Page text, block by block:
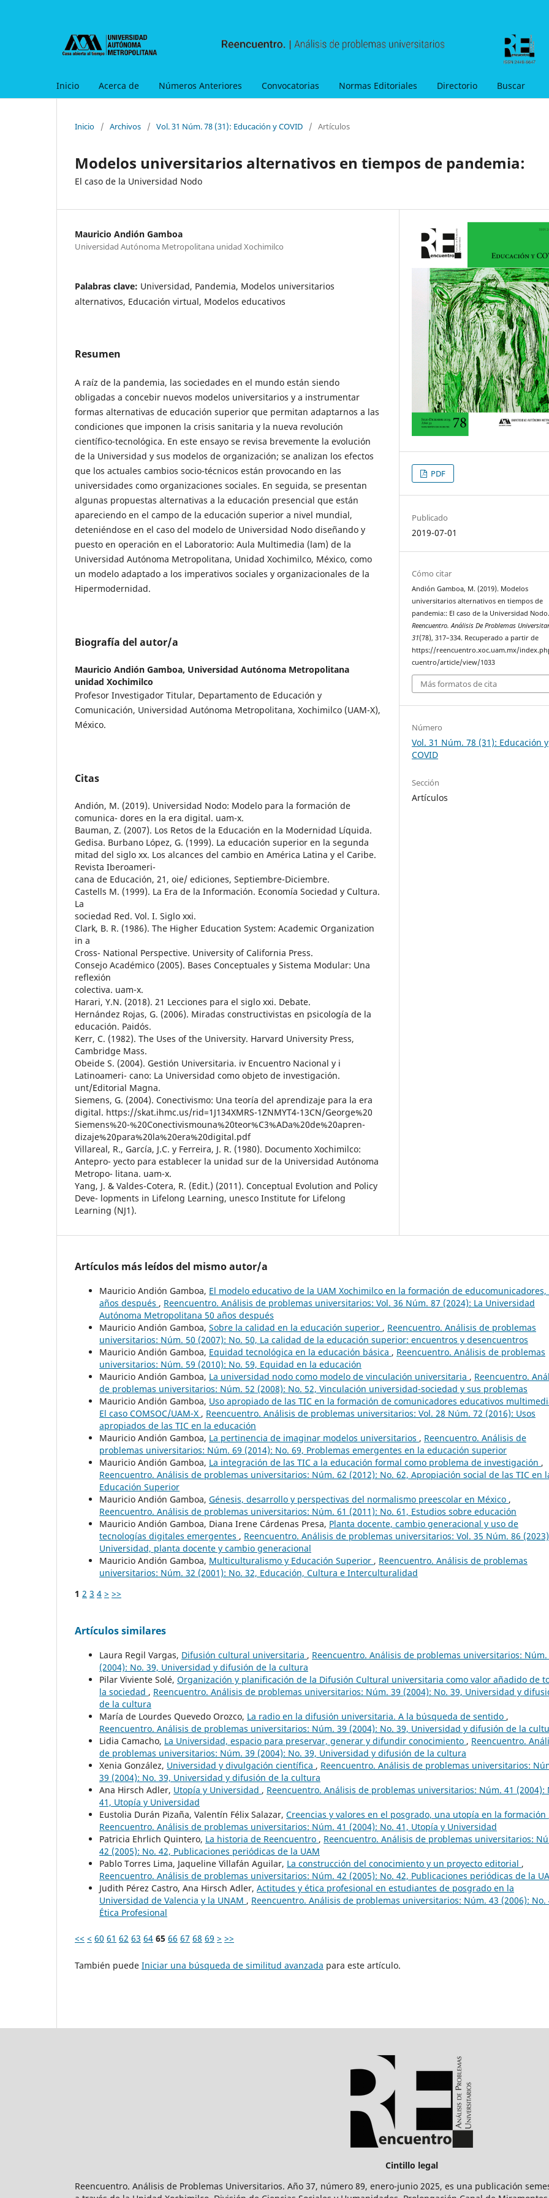
Inicio Acerca de Números Anteriores Convocatorias Normas Editoriales Directorio Buscar
Inicio / Archivos / Vol. 31 Núm. 78 (31): Educación y COVID / Artículos
Modelos universitarios alternativos en tiempos de pandemia:
El caso de la Universidad Nodo
Mauricio Andión Gamboa
Universidad Autónoma Metropolitana unidad Xochimilco
Palabras clave: Universidad, Pandemia, Modelos universitarios
alternativos, Educación virtual, Modelos educativos
Resumen
A raíz de la pandemia, las sociedades en el mundo están siendo
obligadas a concebir nuevos modelos universitarios y a instrumentar
formas alternativas de educación superior que permitan adaptarnos a las
condiciones que imponen la crisis sanitaria y la nueva revolución
científico-tecnológica. En este ensayo se revisa brevemente la evolución
de la Universidad y sus modelos de organización; se analizan los efectos
que los actuales cambios socio-técnicos están provocando en las
universidades como organizaciones sociales. En seguida, se presentan
algunas propuestas alternativas a la educación presencial que están
apareciendo en el campo de la educación superior a nivel mundial,
deteniéndose en el caso del modelo de Universidad Nodo diseñando y
puesto en operación en el Laboratorio: Aula Multimedia (lam) de la
Universidad Autónoma Metropolitana, Unidad Xochimilco, México, como
un modelo adaptado a los imperativos sociales y organizacionales de la
Hipermodernidad.
Biografía del autor/a
Mauricio Andión Gamboa, Universidad Autónoma Metropolitana
unidad Xochimilco
Profesor Investigador Titular, Departamento de Educación y
Comunicación, Universidad Autónoma Metropolitana, Xochimilco (UAM-X),
México.
Citas
Andión, M. (2019). Universidad Nodo: Modelo para la formación de
comunica- dores en la era digital. uam-x.
Bauman, Z. (2007). Los Retos de la Educación en la Modernidad Líquida.
Gedisa. Burbano López, G. (1999). La educación superior en la segunda
mitad del siglo xx. Los alcances del cambio en América Latina y el Caribe.
Revista Iberoameri-
cana de Educación, 21, oie/ ediciones, Septiembre-Diciembre.
Castells M. (1999). La Era de la Información. Economía Sociedad y Cultura.
La
sociedad Red. Vol. I. Siglo xxi.
Clark, B. R. (1986). The Higher Education System: Academic Organization
in a
Cross- National Perspective. University of California Press.
Consejo Académico (2005). Bases Conceptuales y Sistema Modular: Una
reflexión
colectiva. uam-x.
Harari, Y.N. (2018). 21 Lecciones para el siglo xxi. Debate.
Hernández Rojas, G. (2006). Miradas constructivistas en psicología de la
educación. Paidós.
Kerr, C. (1982). The Uses of the University. Harvard University Press,
Cambridge Mass.
Obeide S. (2004). Gestión Universitaria. iv Encuentro Nacional y i
Latinoameri- cano: La Universidad como objeto de investigación.
unt/Editorial Magna.
Siemens, G. (2004). Conectivismo: Una teoría del aprendizaje para la era
digital. https://skat.ihmc.us/rid=1J134XMRS-1ZNMYT4-13CN/George%20
Siemens%20-%20Conectivismouna%20teor%C3%ADa%20de%20apren-
dizaje%20para%20la%20era%20digital.pdf
Villareal, R., García, J.C. y Ferreira, J. R. (1980). Documento Xochimilco:
Antepro- yecto para establecer la unidad sur de la Universidad Autónoma
Metropo- litana. uam-x.
Yang, J. & Valdes-Cotera, R. (Edit.) (2011). Conceptual Evolution and Policy
Deve- lopments in Lifelong Learning, unesco Institute for Lifelong
Learning (NJ1).
PDF
Publicado
2019-07-01
Cómo citar
Andión Gamboa, M. (2019). Modelos
universitarios alternativos en tiempos de
pandemia:: El caso de la Universidad
Reencuentro. Análisis De Problemas
31(78), 317–334. Recuperado a partir de
https://reencuentro.xoc.uam.mx/
cuentro/article/view/1033
Más formatos de cita
Número
Vol. 31 Núm. 78 (31): Educación y
COVID
Sección
Artículos
Artículos más leídos del mismo autor/a
Mauricio Andión Gamboa, El modelo educativo de la UAM Xochimilco en la formación de educomunicadores,
años después , Reencuentro. Análisis de problemas universitarios: Vol. 36 Núm. 87 (2024): La Universidad
Autónoma Metropolitana 50 años después
Mauricio Andión Gamboa, Sobre la calidad en la educación superior , Reencuentro. Análisis de problemas
universitarios: Núm. 50 (2007): No. 50, La calidad de la educación superior: encuentros y desencuentros
Mauricio Andión Gamboa, Equidad tecnológica en la educación básica , Reencuentro. Análisis de problemas
universitarios: Núm. 59 (2010): No. 59, Equidad en la educación
Mauricio Andión Gamboa, La universidad nodo como modelo de vinculación universitaria , Reencuentro.
de problemas universitarios: Núm. 52 (2008): No. 52, Vinculación universidad-sociedad y sus problemas
Mauricio Andión Gamboa, Uso apropiado de las TIC en la formación de comunicadores educativos
El caso COMSOC/UAM-X , Reencuentro. Análisis de problemas universitarios: Vol. 28 Núm. 72 (2016): Usos
apropiados de las TIC en la educación
Mauricio Andión Gamboa, La pertinencia de imaginar modelos universitarios , Reencuentro. Análisis de
problemas universitarios: Núm. 69 (2014): No. 69, Problemas emergentes en la educación superior
Mauricio Andión Gamboa, La integración de las TIC a la educación formal como problema de investigación ,
Reencuentro. Análisis de problemas universitarios: Núm. 62 (2012): No. 62, Apropiación social de las TIC en
Educación Superior
Mauricio Andión Gamboa, Génesis, desarrollo y perspectivas del normalismo preescolar en México ,
Reencuentro. Análisis de problemas universitarios: Núm. 61 (2011): No. 61, Estudios sobre educación
Mauricio Andión Gamboa, Diana Irene Cárdenas Presa, Planta docente, cambio generacional y uso de
tecnologías digitales emergentes , Reencuentro. Análisis de problemas universitarios: Vol. 35 Núm. 86
Universidad, planta docente y cambio generacional
Mauricio Andión Gamboa, Multiculturalismo y Educación Superior , Reencuentro. Análisis de problemas
universitarios: Núm. 32 (2001): No. 32, Educación, Cultura e Interculturalidad
1 2 3 4 > >>
Artículos similares
Laura Regil Vargas, Difusión cultural universitaria , Reencuentro. Análisis de problemas universitarios: Núm.
(2004): No. 39, Universidad y difusión de la cultura
Pilar Viviente Solé, Organización y planificación de la Difusión Cultural universitaria como valor añadido de
la sociedad , Reencuentro. Análisis de problemas universitarios: Núm. 39 (2004): No. 39, Universidad y
de la cultura
María de Lourdes Quevedo Orozco, La radio en la difusión universitaria. A la búsqueda de sentido ,
Reencuentro. Análisis de problemas universitarios: Núm. 39 (2004): No. 39, Universidad y difusión de la
Lidia Camacho, La Universidad, espacio para preservar, generar y difundir conocimiento , Reencuentro.
de problemas universitarios: Núm. 39 (2004): No. 39, Universidad y difusión de la cultura
Xenia González, Universidad y divulgación científica , Reencuentro. Análisis de problemas universitarios:
39 (2004): No. 39, Universidad y difusión de la cultura
Ana Hirsch Adler, Utopía y Universidad , Reencuentro. Análisis de problemas universitarios: Núm. 41 (2004):
41, Utopía y Universidad
Eustolia Durán Pizaña, Valentín Félix Salazar, Creencias y valores en el posgrado, una utopía en la formación
Reencuentro. Análisis de problemas universitarios: Núm. 41 (2004): No. 41, Utopía y Universidad
Patricia Ehrlich Quintero, La historia de Reencuentro , Reencuentro. Análisis de problemas universitarios:
42 (2005): No. 42, Publicaciones periódicas de la UAM
Pablo Torres Lima, Jaqueline Villafán Aguilar, La construcción del conocimiento y un proyecto editorial ,
Reencuentro. Análisis de problemas universitarios: Núm. 42 (2005): No. 42, Publicaciones periódicas de la
Judith Pérez Castro, Ana Hirsch Adler, Actitudes y ética profesional en estudiantes de posgrado en la
Universidad de Valencia y la UNAM , Reencuentro. Análisis de problemas universitarios: Núm. 43 (2006): No.
Ética Profesional
<< < 60 61 62 63 64 65 66 67 68 69 > >>
También puede Iniciar una búsqueda de similitud avanzada para este artículo.
Cintillo legal
Reencuentro. Análisis de Problemas Universitarios. Año 37, número 89, enero-junio 2025, es una publicación